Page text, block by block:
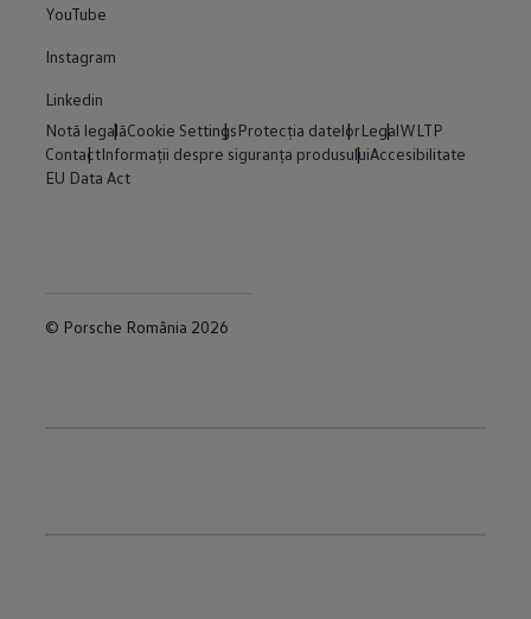
YouTube
Instagram
Linkedin
Notă legalăCookie SettingsProtecția datelorLegalWLTP
ContactInformații despre siguranța produsuluiAccesibilitate
EU Data Act
© Porsche România 2026